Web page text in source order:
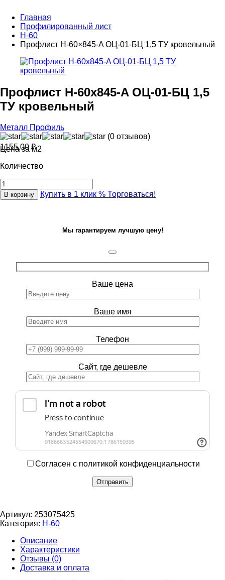
Главная
Профилированный лист
Н-60
Профлист Н-60×845-A ОЦ-01-БЦ 1,5 ТУ кровельный
Профлист Н-60x845-A ОЦ-01-БЦ 1,5
ТУ кровельный
Металл Профиль
(0 отзывов)
1155,00 ₽
Цена за м2
Количество
В корзину Купить в 1 клик % Торговаться!
Мы гарантируем лучшую цену!
Ваше цена
Ваше имя
Телефон
Сайт, где дешевле
Согласен с политикой конфиденциальности
Артикул: 253075425
Категория: Н-60
Описание
Характеристики
Отзывы (0)
Доставка и оплата